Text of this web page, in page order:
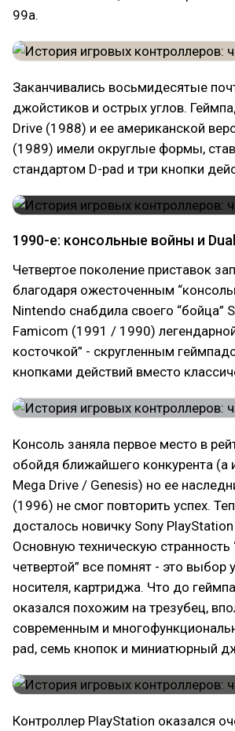
99a.
Заканчивались восьмидесятые
джойстиков и острых углов.
Drive (1988) и ее американской
(1989) имели округлые формы,
стандартом D-pad и три кнопки
1990-е: консольные войны и
Четвертое поколение приставок
благодаря ожесточенным
Nintendo снабдила своего “бойца”
Famicom (1991 / 1990)
косточкой” - скругленным
кнопками действий вместо
Консоль заняла первое место в
обойдя ближайшего конкурента (а
Mega Drive / Genesis) но ее
(1996) не смог повторить успех.
досталось новичку Sony
Основную техническую странность
четвертой” все помнят - это выбор
носителя, картриджа. Что до
оказался похожим на трезубец,
современным и
pad, семь кнопок и миниатюрный
Контроллер PlayStation оказался